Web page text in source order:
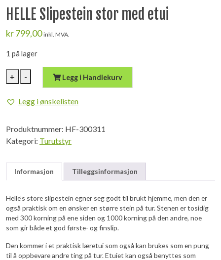
HELLE Slipestein stor med etui
kr799,00 inkl. MVA.
1 på lager
+
HELLE
Slipestein
med
antall
- Legg i Handlekurv
Legg i ønskelisten
Produktnummer: HF-300311
Kategori: Turutstyr
Informasjon Tilleggsinformasjon
Helle’s store slipestein egner seg godt til brukt hjemme, men den er
også praktisk om en ønsker en større stein på tur. Stenen er tosidig
med 300 korning på ene siden og 1000 korning på den andre, noe
som gir både et god første- og finslip.
Den kommer i et praktisk læretui som også kan brukes som en pung
til å oppbevare andre ting på tur. Etuiet kan også benyttes som